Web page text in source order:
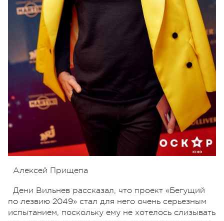
Алексей Прищепа
Дени Вильнев рассказал, что проект «Бегущий
по лезвию 2049» стал для него очень серьезным
испытанием, поскольку ему не хотелось слизывать